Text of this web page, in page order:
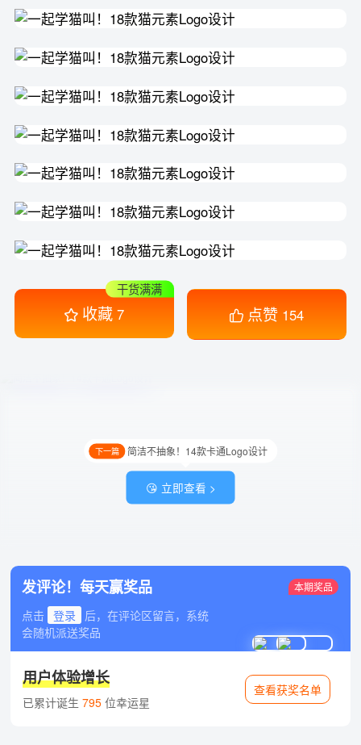
收藏 7
干货满满
点赞 154
😘 立即查看 >
下一篇 简洁不抽象！14款卡通Logo设计
发评论！每天赢奖品
点击 登录
后，在评论区留言，系统
会随机派送奖品
本期奖品
用户体验增长
已累计诞生 795位幸运星
查看获奖名单